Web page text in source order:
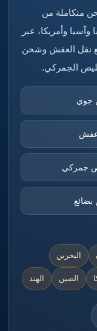
متكاملة من
وآسيا وأمريكا، عبر
نقل العفش وشحن
الجمركي.
جوي
جمركي
البحرين
الصين الهند